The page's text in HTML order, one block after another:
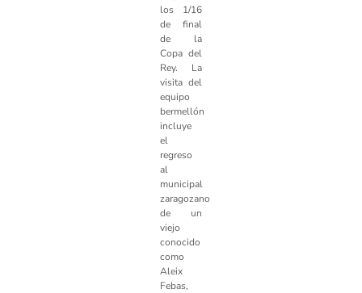
los 1/16
de final
de la
Copa del
Rey. La
visita del
equipo
bermellón
incluye
el
regreso
al
municipal
zaragozano
de un
viejo
conocido
como
Aleix
Febas,